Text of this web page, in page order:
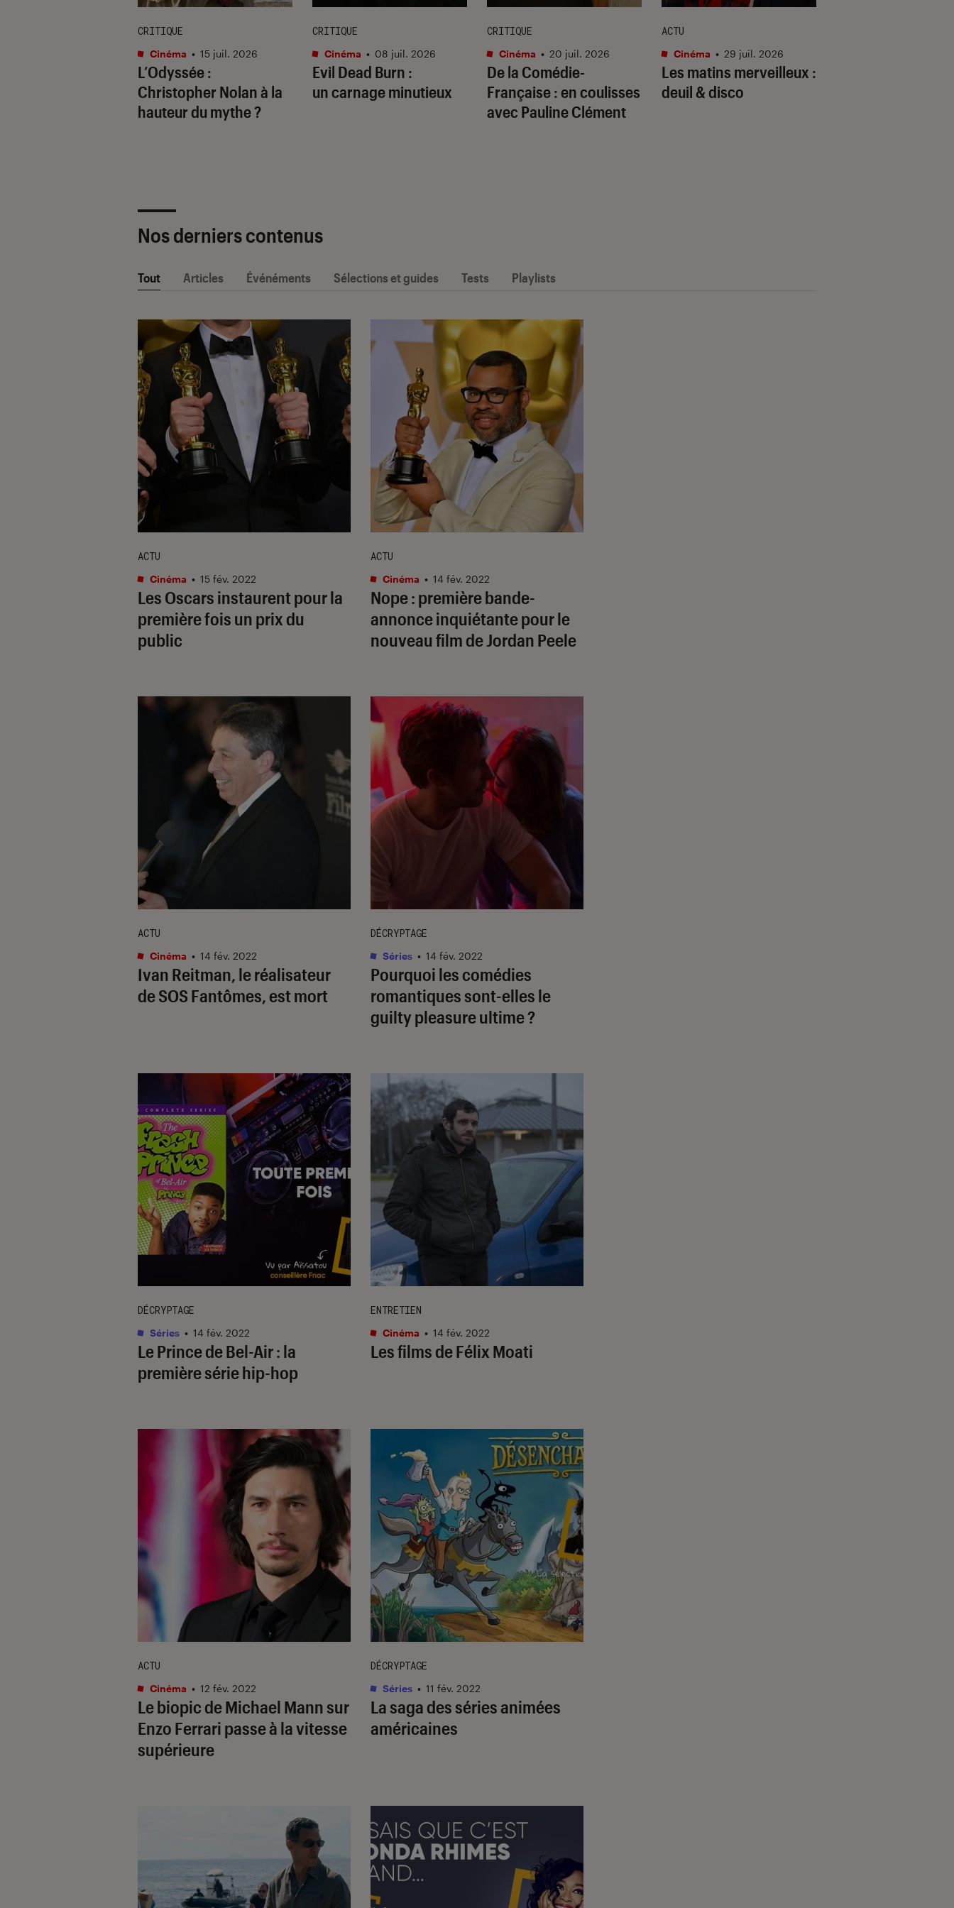
L’Odyssée:
Christopher Nolan à la
hauteur du mythe ?
CRITIQUE
Cinéma • 15 juil. 2026
Evil Dead Burn :
un carnage minutieux
CRITIQUE
Cinéma • 08 juil. 2026
De la Comédie-
Française: en coulisses
avec Pauline Clément
CRITIQUE
Cinéma • 20 juil. 2026
Les matins merveilleux :
deuil & disco
ACTU
Cinéma • 29 juil. 2026
Nos derniers contenus
Tout Articles Événéments Sélections et guides Tests Playlists
Les Oscars instaurent pour la
première fois un prix du
public
ACTU
Cinéma • 15 fév. 2022
Nope: première bande-
annonce inquiétante pour le
nouveau film de Jordan Peele
ACTU
Cinéma • 14 fév. 2022
Ivan Reitman, le réalisateur
deSOS Fantômes, est mort
ACTU
Cinéma • 14 fév. 2022
Pourquoi les comédies
romantiques sont-elles le
guilty pleasureultime ?
DÉCRYPTAGE
Séries • 14 fév. 2022
Le Prince de Bel-Air : la
première série hip-hop
DÉCRYPTAGE
Séries • 14 fév. 2022
Les films de Félix Moati
ENTRETIEN
Cinéma • 14 fév. 2022
Le biopic de Michael Mann sur
Enzo Ferrari passe à la vitesse
supérieure
ACTU
Cinéma • 12 fév. 2022
La saga des séries animées
américaines
DÉCRYPTAGE
Séries • 11 fév. 2022